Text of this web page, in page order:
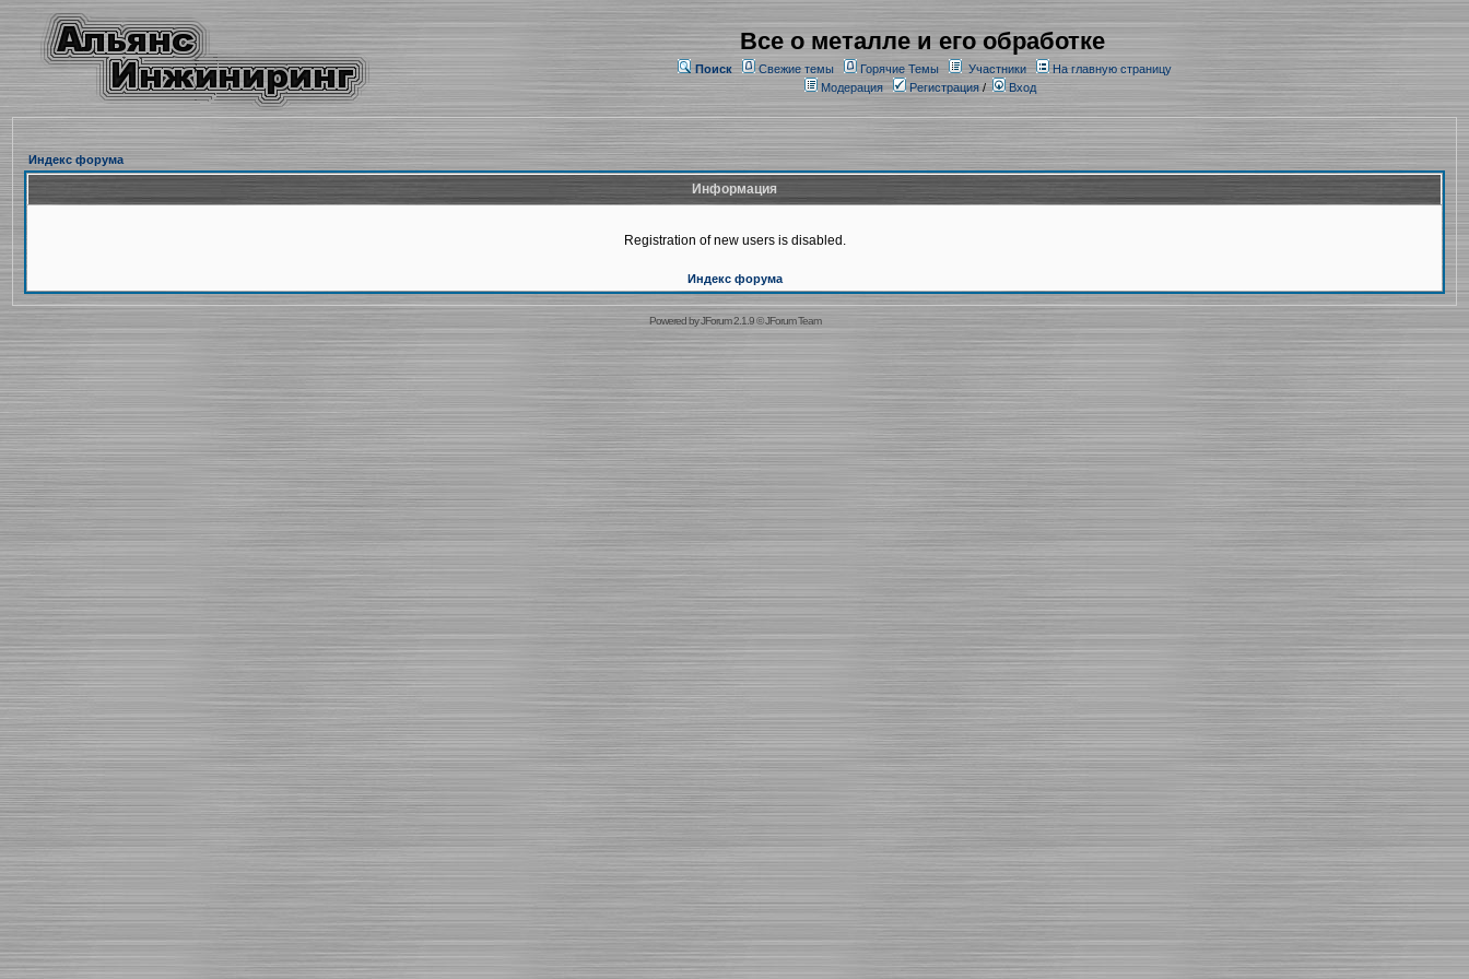
Все о металле и его обработке
Поиск Свежие темы Горячие Темы Участники
На главную страницу
Модерация
Регистрация/ Вход
Индекс форума
Информация
Registration of new users is disabled.
Индекс форума
Powered byJForum 2.1.9©JForum Team